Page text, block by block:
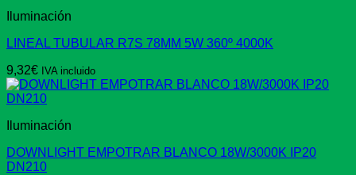
Iluminación
LINEAL TUBULAR R7S 78MM 5W 360º 4000K
9,32€ IVA incluido
Iluminación
DOWNLIGHT EMPOTRAR BLANCO 18W/3000K IP20
DN210